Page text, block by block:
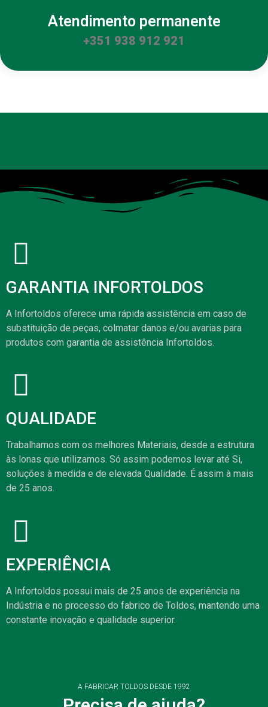
Atendimento permanente
+351 938 912 921
GARANTIA INFORTOLDOS
A Infortoldos oferece uma rápida assistência em caso de
substituição de peças, colmatar danos e/ou avarias para
produtos com garantia de assistência Infortoldos.
QUALIDADE
Trabalhamos com os melhores Materiais, desde a estrutura
às lonas que utilizamos. Só assim podemos levar até Si,
soluções à medida e de elevada Qualidade. É assim à mais
de 25 anos.
EXPERIÊNCIA
A Infortoldos possui mais de 25 anos de experiência na
Indústria e no processo do fabrico de Toldos, mantendo uma
constante inovação e qualidade superior.
A FABRICAR TOLDOS DESDE 1992